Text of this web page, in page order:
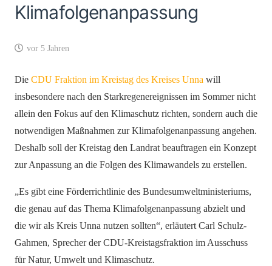
Klimafolgenanpassung
vor 5 Jahren
Die CDU Fraktion im Kreistag des Kreises Unna will
insbesondere nach den Starkregenereignissen im Sommer nicht
allein den Fokus auf den Klimaschutz richten, sondern auch die
notwendigen Maßnahmen zur Klimafolgenanpassung angehen.
Deshalb soll der Kreistag den Landrat beauftragen ein Konzept
zur Anpassung an die Folgen des Klimawandels zu erstellen.
„Es gibt eine Förderrichtlinie des Bundesumweltministeriums,
die genau auf das Thema Klimafolgenanpassung abzielt und
die wir als Kreis Unna nutzen sollten“, erläutert Carl Schulz-
Gahmen, Sprecher der CDU-Kreistagsfraktion im Ausschuss
für Natur, Umwelt und Klimaschutz.